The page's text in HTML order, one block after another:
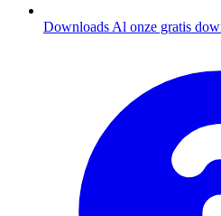
Downloads Al onze gratis